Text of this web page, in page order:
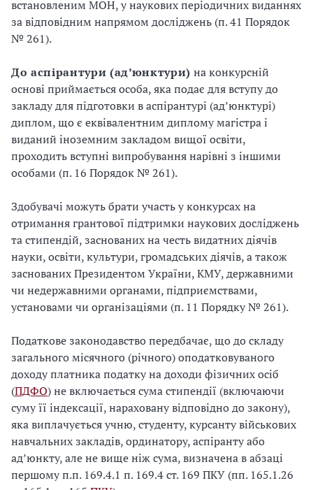
встановленим МОН, у наукових періодичних виданнях
за відповідним напрямом досліджень (п. 41 Порядок
№ 261).
До аспірантури (ад’юнктури) на конкурсній
основі приймається особа, яка подає для вступу до
закладу для підготовки в аспірантурі (ад’юнктурі)
диплом, що є еквівалентним диплому магістра і
виданий іноземним закладом вищої освіти,
проходить вступні випробування нарівні з іншими
особами (п. 16 Порядок № 261).
Здобувачі можуть брати участь у конкурсах на
отримання грантової підтримки наукових досліджень
та стипендій, заснованих на честь видатних діячів
науки, освіти, культури, громадських діячів, а також
заснованих Президентом України, КМУ, державними
чи недержавними органами, підприємствами,
установами чи організаціями (п. 11 Порядку № 261).
Податкове законодавство передбачає, що до складу
загального місячного (річного) оподатковуваного
доходу платника податку на доходи фізичних осіб
(ПДФО) не включається сума стипендії (включаючи
суму її індексації, нараховану відповідно до закону),
яка виплачується учню, студенту, курсанту військових
навчальних закладів, ординатору, аспіранту або
ад’юнкту, але не вище ніж сума, визначена в абзаці
першому п.п. 169.4.1 п. 169.4 ст. 169 ПКУ (пп. 165.1.26